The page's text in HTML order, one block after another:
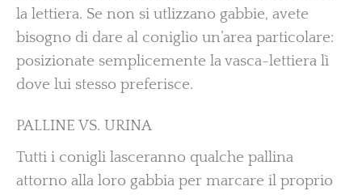
la lettiera. Se non si utlizzano gabbie, avete
bisogno di dare al coniglio un’area particolare:
posizionate semplicemente la vasca-lettiera lì
dove lui stesso preferisce.
PALLINE VS. URINA
Tutti i conigli lasceranno qualche pallina
attorno alla loro gabbia per marcare il proprio